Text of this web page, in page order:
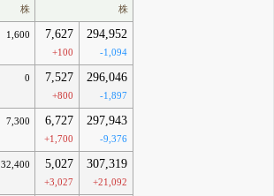
株 株
1,600 7,627
+100
294,952
-1,094
0 7,527
+800
296,046
-1,897
7,300 6,727
+1,700
297,943
-9,376
32,400 5,027
+3,027
307,319
+21,092